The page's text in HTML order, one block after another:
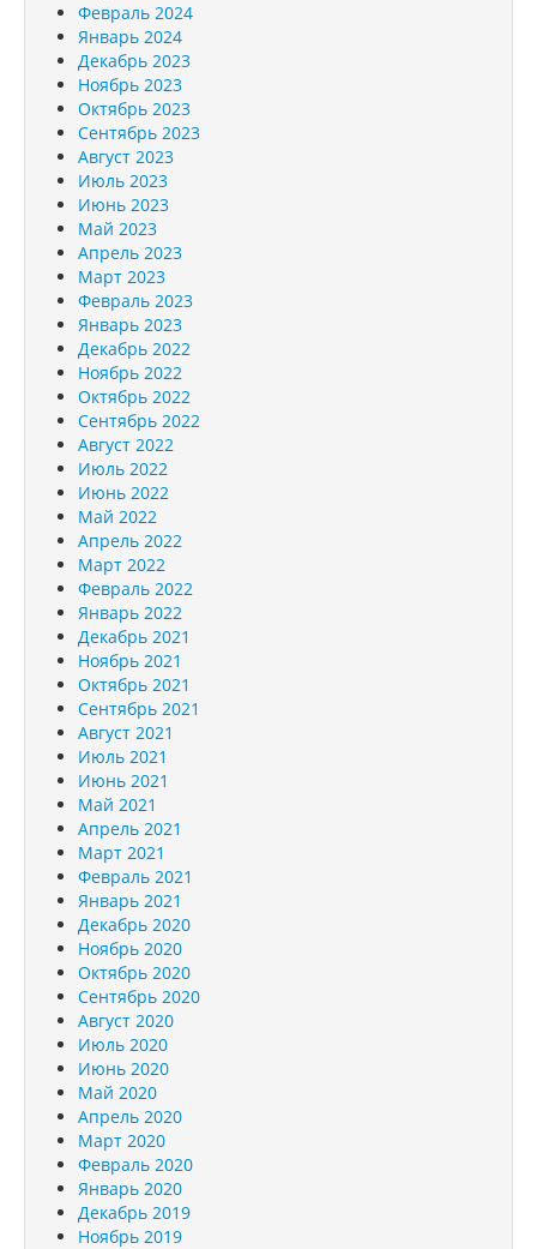
Февраль 2024
Январь 2024
Декабрь 2023
Ноябрь 2023
Октябрь 2023
Сентябрь 2023
Август 2023
Июль 2023
Июнь 2023
Май 2023
Апрель 2023
Март 2023
Февраль 2023
Январь 2023
Декабрь 2022
Ноябрь 2022
Октябрь 2022
Сентябрь 2022
Август 2022
Июль 2022
Июнь 2022
Май 2022
Апрель 2022
Март 2022
Февраль 2022
Январь 2022
Декабрь 2021
Ноябрь 2021
Октябрь 2021
Сентябрь 2021
Август 2021
Июль 2021
Июнь 2021
Май 2021
Апрель 2021
Март 2021
Февраль 2021
Январь 2021
Декабрь 2020
Ноябрь 2020
Октябрь 2020
Сентябрь 2020
Август 2020
Июль 2020
Июнь 2020
Май 2020
Апрель 2020
Март 2020
Февраль 2020
Январь 2020
Декабрь 2019
Ноябрь 2019